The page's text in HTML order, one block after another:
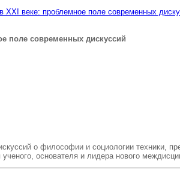
XXI веке: проблемное поле современных
поле современных дискуссий
о философии и социологии техники,
основателя и лидера нового